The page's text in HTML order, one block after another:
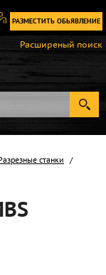
РАЗМЕСТИТЬ ОБЬЯВЛЕНИЕ
Регистрация
Расширеный поиск
станки